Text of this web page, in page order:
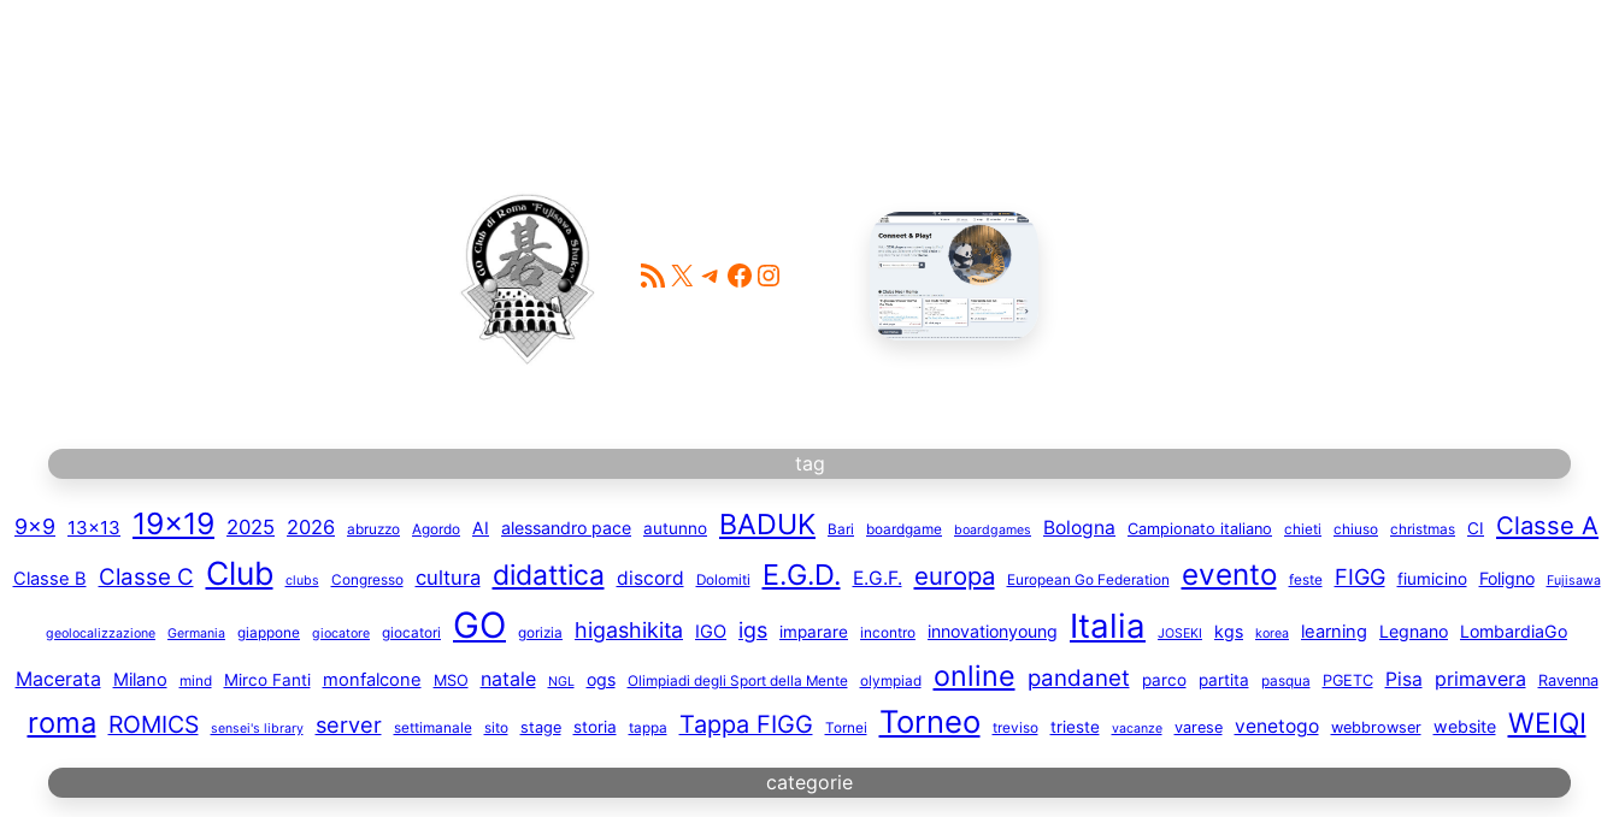
Feed RSS X Telegram Facebook Instagram
tag
9×9 13×13 19×19 2025 2026 abruzzo Agordo AI alessandro pace autunno BADUK Bari boardgame boardgames Bologna Campionato italiano chieti chiuso christmas CI Classe A
Classe B Classe C Club clubs Congresso cultura didattica discord Dolomiti E.G.D. E.G.F. europa European Go Federation evento feste FIGG fiumicino Foligno Fujisawa
geolocalizzazione Germania giappone giocatore giocatori GO gorizia higashikita IGO igs imparare incontro innovationyoung Italia JOSEKI kgs korea learning Legnano LombardiaGo
Macerata Milano mind Mirco Fanti monfalcone MSO natale NGL ogs Olimpiadi degli Sport della Mente olympiad online pandanet parco partita pasqua PGETC Pisa primavera Ravenna
roma ROMICS sensei's library server settimanale sito stage storia tappa Tappa FIGG Tornei Torneo treviso trieste vacanze varese venetogo webbrowser website WEIQI
categorie